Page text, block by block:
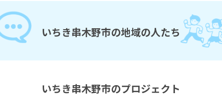
いちき串木野市の地域の人たち
いちき串木野市のプロジェクト